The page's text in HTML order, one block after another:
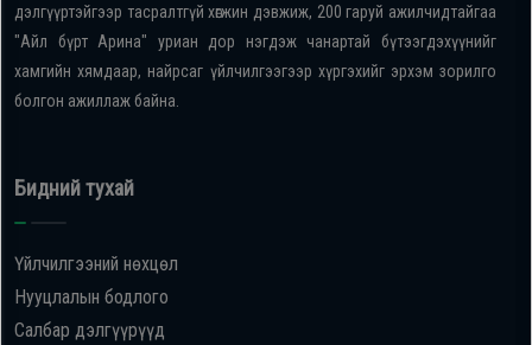
дэлгүүртэйгээр тасралтгүй хөгжин дэвжиж, 200 гаруй ажилчидтайгаа
"Айл бүрт Арина" уриан дор нэгдэж чанартай бүтээгдэхүүнийг
хамгийн хямдаар, найрсаг үйлчилгээгээр хүргэхийг эрхэм зорилго
болгон ажиллаж байна.
Бидний тухай
Үйлчилгээний нөхцөл
Нууцлалын бодлого
Салбар дэлгүүрүүд